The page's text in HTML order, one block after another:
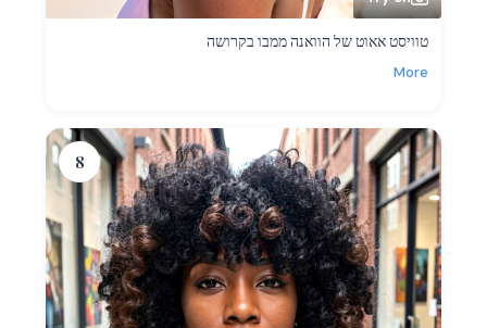
טוויסט אאוט של הוואנה ממבו בקרושה
More
8